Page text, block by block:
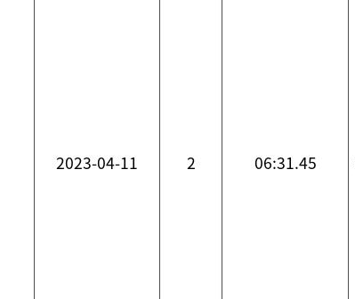
2023-04-11 2 06:31.45